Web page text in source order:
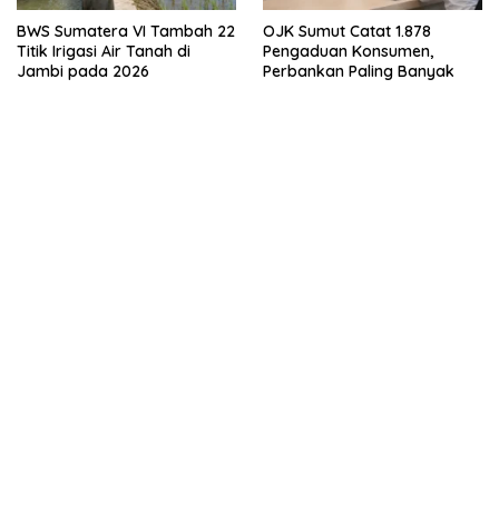
BWS Sumatera VI Tambah 22
Titik Irigasi Air Tanah di
Jambi pada 2026
OJK Sumut Catat 1.878
Pengaduan Konsumen,
Perbankan Paling Banyak